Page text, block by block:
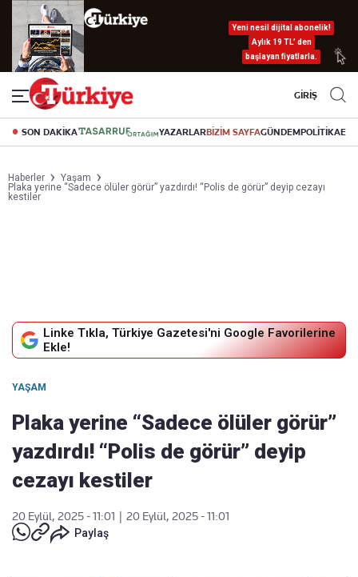
Yeni nesil dijital abonelik!
Aylık 19 TL’ den
başlayan fiyatlarla.
GİRİŞ
SON DAKİKA YAZARLARBİZİM SAYFAGÜNDEMPOLİTİKA
Haberler
Yaşam
Plaka yerine “Sadece ölüler görür” yazdırdı! “Polis de görür” deyip cezayı
kestiler
Linke Tıkla, Türkiye Gazetesi'ni Google Favorilerine
Ekle!
YAŞAM
Plaka yerine “Sadece ölüler görür”
yazdırdı! “Polis de görür” deyip
cezayı kestiler
20 Eylül, 2025 - 11:01
20 Eylül, 2025 - 11:01
Paylaş